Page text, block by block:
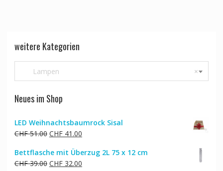
weitere Kategorien
×
Lampen
Neues im Shop
LED Weihnachtsbaumrock Sisal
CHF51.00 Ursprünglicher
war:
CHF 51.00
CHF41.00Aktueller
ist:
CHF 41.00.
Bettflasche mit Überzug 2L 75 x 12 cm
CHF39.00 Ursprünglicher
CHF32.00Aktueller